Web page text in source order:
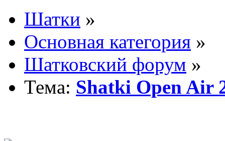
Шатки »
Основная категория »
Шатковский форум »
Тема: Shatki Open Air